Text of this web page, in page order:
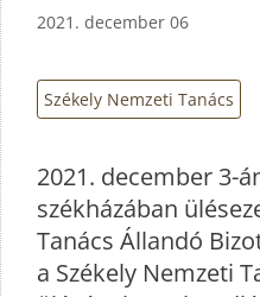
2021. december 06
Székely Nemzeti Tanács
2021. december 3-
székházában
Tanács Állandó
a Székely Nemzeti